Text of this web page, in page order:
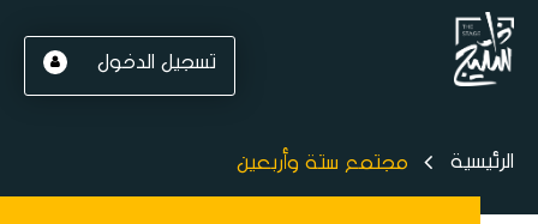
تسجيل الدخول
الرئيسية مجتمع ستة وأربعين